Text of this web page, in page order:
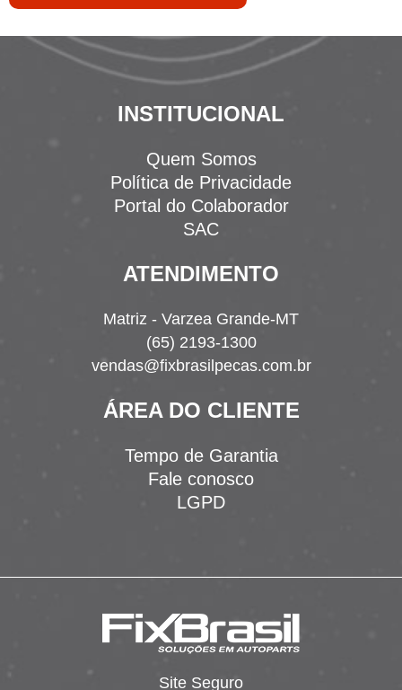
INSTITUCIONAL
Quem Somos
Política de Privacidade
Portal do Colaborador
SAC
ATENDIMENTO
Matriz - Varzea Grande-MT
(65) 2193-1300
vendas@fixbrasilpecas.com.br
ÁREA DO CLIENTE
Tempo de Garantia
Fale conosco
LGPD
Site Seguro